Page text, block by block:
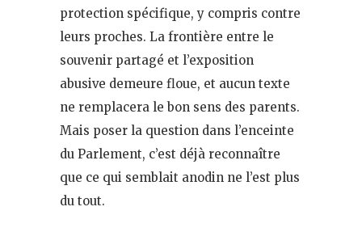
protection spécifique, y compris contre
leurs proches. La frontière entre le
souvenir partagé et l’exposition
abusive demeure floue, et aucun texte
ne remplacera le bon sens des parents.
Mais poser la question dans l’enceinte
du Parlement, c’est déjà reconnaître
que ce qui semblait anodin ne l’est plus
du tout.